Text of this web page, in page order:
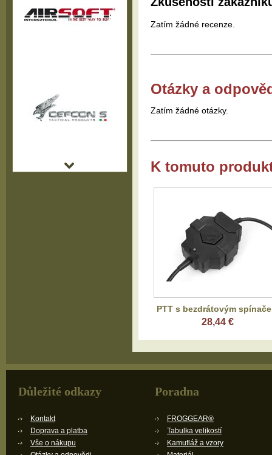
Zatím žádné recenze.
Otázky a
Zatím žádné otázky.
K tomuto
PTT s bezdrátovým
28,44 €
Důležité odkazy
Kontakt
Doprava a platba
Vše o nákupu
Poradna
FROGGEAR®
Tabulka velikostí
Kamufláž a vzory